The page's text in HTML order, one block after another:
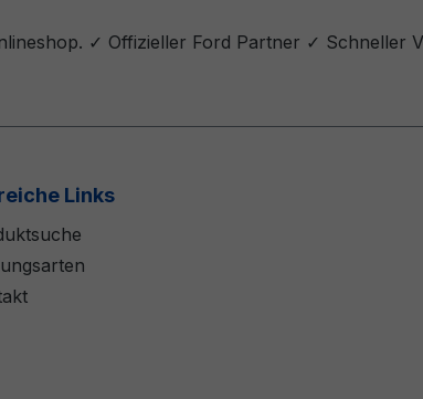
✓ Offizieller Ford Partner ✓ Schneller
Links